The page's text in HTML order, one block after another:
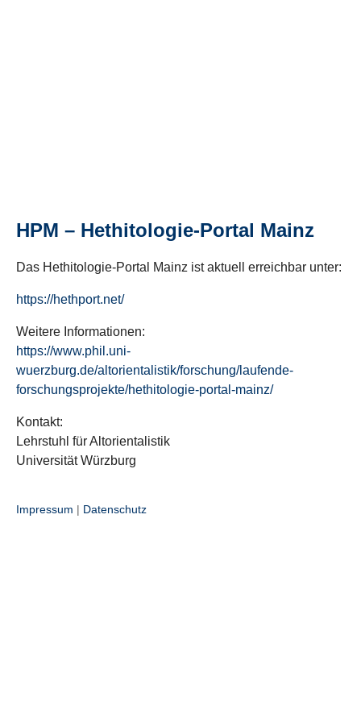
HPM – Hethitologie-Portal Mainz
Das Hethitologie-Portal Mainz ist aktuell erreichbar unter:
https://hethport.net/
Weitere Informationen:
https://www.phil.uni-
wuerzburg.de/altorientalistik/forschung/laufende-
forschungsprojekte/hethitologie-portal-mainz/
Kontakt:
Lehrstuhl für Altorientalistik
Universität Würzburg
Impressum | Datenschutz